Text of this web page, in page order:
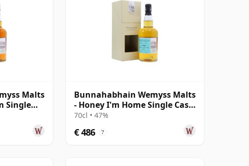
Malts
Single
Bunnahabhain Wemyss Malts
- Honey I'm Home Single Cask
1988 30 jaar oud
70cl • 47%
€ 486 ?